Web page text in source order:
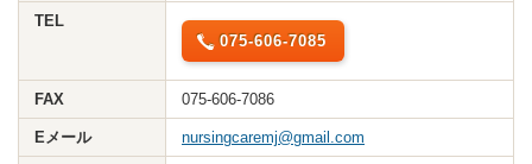
TEL
075-606-7085
FAX 075-606-7086
Eメール nursingcaremj@gmail.com